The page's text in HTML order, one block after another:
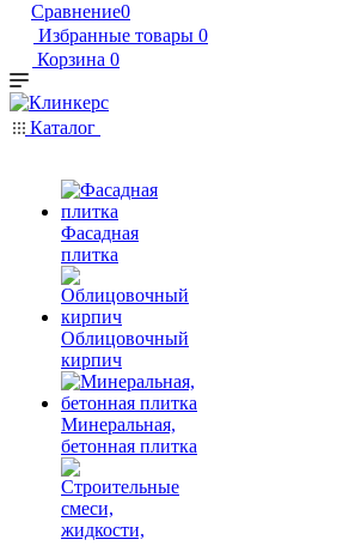
Сравнение0
Избранные товары 0
Корзина 0
Каталог
Фасадная
плитка
Облицовочный
кирпич
Минеральная,
бетонная плитка